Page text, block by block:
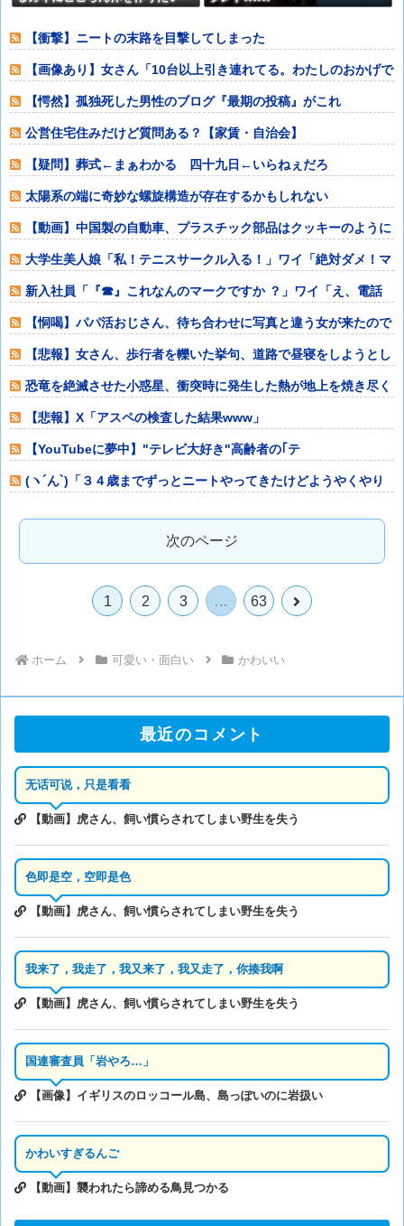
【衝撃】ニートの末路を目撃してしまった
【画像あり】女さん「10台以上引き連れてる。わたしのおかげで
みーんな40
【愕然】孤独死した男性のブログ『最期の投稿』がこれ
⇒･･･！！
公営住宅住みだけど質問ある？【家賃・自治会】
【疑問】葬式←まぁわかる 四十九日←いらねぇだろ
太陽系の端に奇妙な螺旋構造が存在するかもしれない
【動画】中国製の自動車、プラスチック部品はクッキーのように
脆い
大学生美人娘「私！テニスサークル入る！」ワイ「絶対ダメ！マ
ジでダメ！」
新入社員「『☎︎』これなんのマークですか ？」ワイ「え、電話
でしょ」
【恫喝】パパ活おじさん、待ち合わせに写真と違う女が来たので
逃げようとする
【悲報】女さん、歩行者を轢いた挙句、道路で昼寝をしようとし
てしまうwww
恐竜を絶滅させた小惑星、衝突時に発生した熱が地上を焼き尽く
していた可能性
【悲報】X「アスペの検査した結果www」
【YouTubeに夢中】"テレビ大好き"高齢者の｢テ
(ヽ´ん`)「３４歳までずっとニートやってきたけどようやくやり
次のページ
1 2 3 … 63
次
ホーム 可愛い・面白い かわいい
最近のコメント
无话可说，只是看看
【動画】虎さん、飼い慣らされてしまい野生を失う
色即是空，空即是色
【動画】虎さん、飼い慣らされてしまい野生を失う
我来了，我走了，我又来了，我又走了，你揍我啊
【動画】虎さん、飼い慣らされてしまい野生を失う
国連審査員「岩やろ…」
【画像】イギリスのロッコール島、島っぽいのに岩扱い
かわいすぎるんご
【動画】襲われたら諦める鳥見つかる